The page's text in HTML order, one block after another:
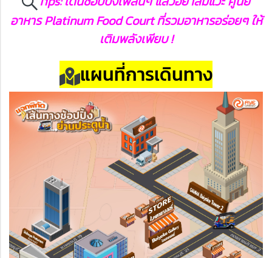
อาหาร Platinum Food Court ที่รวมอาหารอร่อยๆ ให้
เติมพลังเพียบ !
แผนที่การเดินทาง